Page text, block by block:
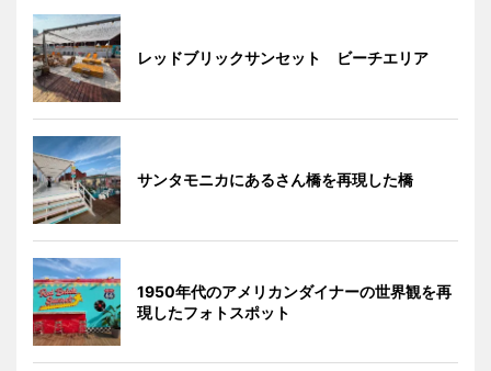
レッドブリックサンセット ビーチエリア
サンタモニカにあるさん橋を再現した橋
1950年代のアメリカンダイナーの世界観を再
現したフォトスポット